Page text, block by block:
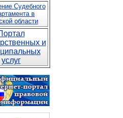
Судебного
в
области
и
услуг